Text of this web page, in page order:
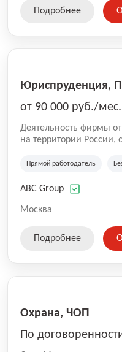
SKU, премиальные
Подробнее
Юриспруденция,
от 90 000 руб./мес.
Деятельность фирмы
на территории России,
культуре и
Прямой работодатель
ABC Group
Москва
Подробнее
Охрана, ЧОП
По